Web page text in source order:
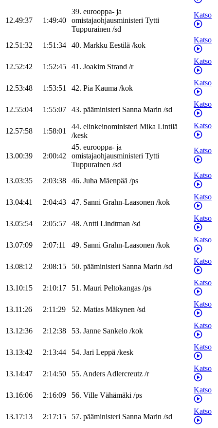
12.49:37 1:49:40
39. eurooppa- ja
omistajaohjausministeri Tytti
Tuppurainen /sd
Katso
12.51:32 1:51:34 40. Markku Eestilä /kok
Katso
12.52:42 1:52:45 41. Joakim Strand /r
Katso
12.53:48 1:53:51 42. Pia Kauma /kok
Katso
12.55:04 1:55:07 43. pääministeri Sanna Marin /sd
Katso
12.57:58 1:58:01
44. elinkeinoministeri Mika Lintilä
/kesk
Katso
13.00:39 2:00:42
45. eurooppa- ja
omistajaohjausministeri Tytti
Tuppurainen /sd
Katso
13.03:35 2:03:38 46. Juha Mäenpää /ps
Katso
13.04:41 2:04:43 47. Sanni Grahn-Laasonen /kok
Katso
13.05:54 2:05:57 48. Antti Lindtman /sd
Katso
13.07:09 2:07:11 49. Sanni Grahn-Laasonen /kok
Katso
13.08:12 2:08:15 50. pääministeri Sanna Marin /sd
Katso
13.10:15 2:10:17 51. Mauri Peltokangas /ps
Katso
13.11:26 2:11:29 52. Matias Mäkynen /sd
Katso
13.12:36 2:12:38 53. Janne Sankelo /kok
Katso
13.13:42 2:13:44 54. Jari Leppä /kesk
Katso
13.14:47 2:14:50 55. AndersAdlercreutz /r
Katso
13.16:06 2:16:09 56. Ville Vähämäki /ps
Katso
13.17:13 2:17:15 57. pääministeri Sanna Marin /sd
Katso